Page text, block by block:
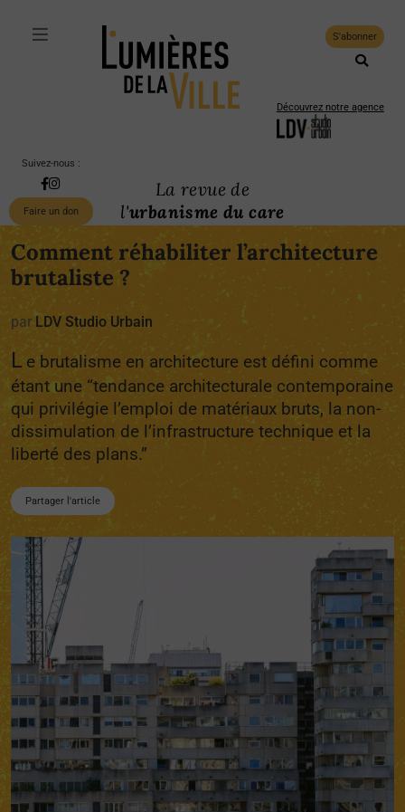
S'abonner
Découvrez notre agence
Suivez-nous :
Faire un don
La revue de
l'urbanisme du care
Comment réhabiliter l’architecture
brutaliste ?
par LDV Studio Urbain
L e brutalisme en architecture est défini comme
étant une “tendance architecturale contemporaine
qui privilégie l’emploi de matériaux bruts, la non-
dissimulation de l’infrastructure technique et la
liberté des plans.”
Partager l'article